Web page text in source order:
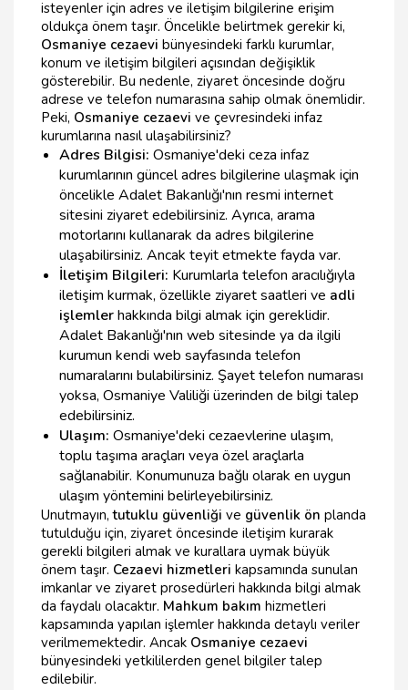
isteyenler için adres ve iletişim bilgilerine erişim
oldukça önem taşır. Öncelikle belirtmek gerekir ki,
Osmaniye cezaevi bünyesindeki farklı kurumlar,
konum ve iletişim bilgileri açısından değişiklik
gösterebilir. Bu nedenle, ziyaret öncesinde doğru
adrese ve telefon numarasına sahip olmak önemlidir.
Peki, Osmaniye cezaevi ve çevresindeki infaz
kurumlarına nasıl ulaşabilirsiniz?
Adres Bilgisi: Osmaniye'deki ceza infaz
kurumlarının güncel adres bilgilerine ulaşmak için
öncelikle Adalet Bakanlığı'nın resmi internet
sitesini ziyaret edebilirsiniz. Ayrıca, arama
motorlarını kullanarak da adres bilgilerine
ulaşabilirsiniz. Ancak teyit etmekte fayda var.
İletişim Bilgileri: Kurumlarla telefon aracılığıyla
iletişim kurmak, özellikle ziyaret saatleri ve adli
işlemlerhakkında bilgi almak için gereklidir.
Adalet Bakanlığı'nın web sitesinde ya da ilgili
kurumun kendi web sayfasında telefon
numaralarını bulabilirsiniz. Şayet telefon numarası
yoksa, Osmaniye Valiliği üzerinden de bilgi talep
edebilirsiniz.
Ulaşım: Osmaniye'deki cezaevlerine ulaşım,
toplu taşıma araçları veya özel araçlarla
sağlanabilir. Konumunuza bağlı olarak en uygun
ulaşım yöntemini belirleyebilirsiniz.
Unutmayın,tutuklu güvenliği ve güvenlik ön planda
tutulduğu için, ziyaret öncesinde iletişim kurarak
gerekli bilgileri almak ve kurallara uymak büyük
önem taşır. Cezaevi hizmetleri kapsamında sunulan
imkanlar ve ziyaret prosedürleri hakkında bilgi almak
da faydalı olacaktır. Mahkum bakım hizmetleri
kapsamında yapılan işlemler hakkında detaylı veriler
verilmemektedir. Ancak Osmaniye cezaevi
bünyesindeki yetkililerden genel bilgiler talep
edilebilir.